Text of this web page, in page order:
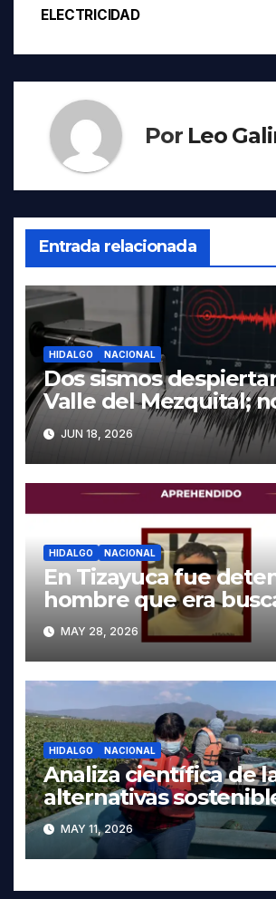
ELECTRICIDAD
Por Leo
Entrada relacionada
HIDALGO NACIONAL
Dos sismos
Valle del Mezquital;
reportan daños en
JUN 18, 2026
HIDALGO NACIONAL
En Tizayuca fue
hombre que era
autoridades de Oaxaca
MAY 28, 2026
HIDALGO NACIONAL
Analiza científica de
alternativas
crisis ambiental en
Tepeji
MAY 11, 2026